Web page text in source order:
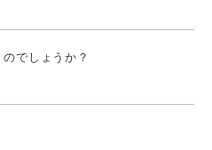
でしょうか？